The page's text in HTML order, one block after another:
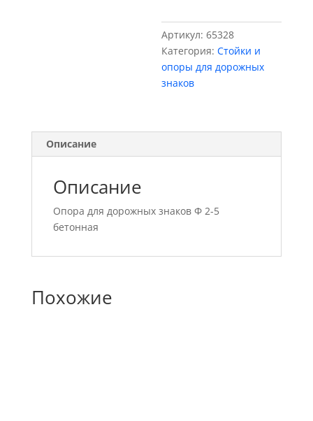
Ф
2-
5
бетонная
Артикул:65328
Категория:Стойки и
опоры для дорожных
знаков
Описание
Описание
Опора для дорожных знаков Ф 2-5
бетонная
Похожие